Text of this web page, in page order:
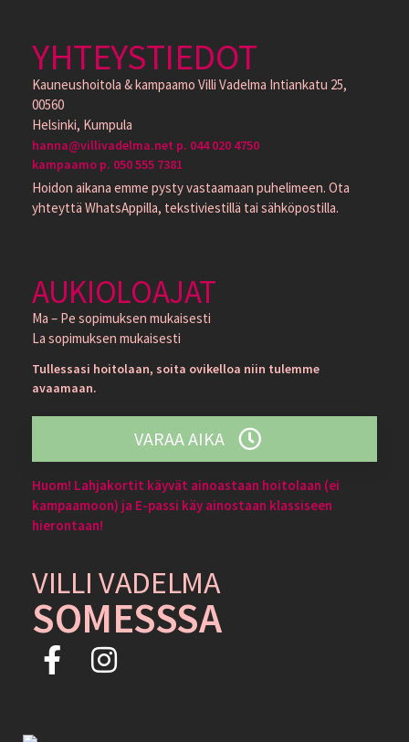
YHTEYSTIEDOT
Kauneushoitola & kampaamo Villi Vadelma Intiankatu 25,
00560
Helsinki, Kumpula
hanna@villivadelma.net p. 044 020 4750
kampaamo p. 050 555 7381
Hoidon aikana emme pysty vastaamaan puhelimeen. Ota
yhteyttä WhatsAppilla, tekstiviestillä tai sähköpostilla.
AUKIOLOAJAT
Ma – Pe sopimuksen mukaisesti
La sopimuksen mukaisesti
Tullessasi hoitolaan, soita ovikelloa niin tulemme
avaamaan.
VARAA AIKA
Huom! Lahjakortit käyvät ainoastaan hoitolaan (ei
kampaamoon) ja E-passi käy ainostaan klassiseen
hierontaan!
VILLI VADELMA
SOMESSSA